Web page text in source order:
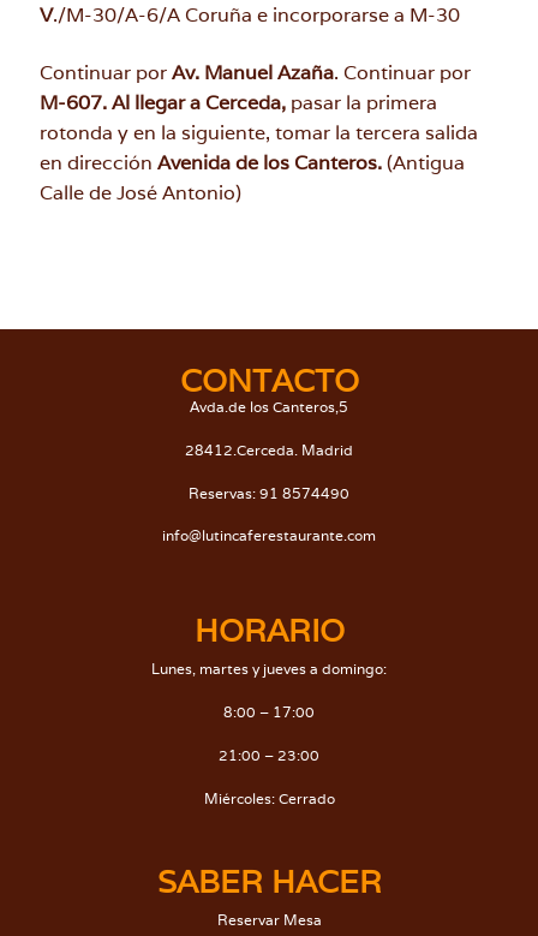
V./M-30/A-6/A Coruña e incorporarse a M-30
Continuar porAv. Manuel Azaña. Continuar por
M-607. Al llegar a Cerceda, pasar la primera
rotonda y en la siguiente, tomar la tercera salida
en dirección Avenida de los Canteros.(Antigua
Calle de José Antonio)
CONTACTO
Avda.de los Canteros,5
28412.Cerceda. Madrid
Reservas: 91 8574490
info@lutincaferestaurante.com
HORARIO
Lunes, martes y jueves a domingo:
8:00 – 17:00
21:00 – 23:00
Miércoles: Cerrado
SABER HACER
Reservar Mesa